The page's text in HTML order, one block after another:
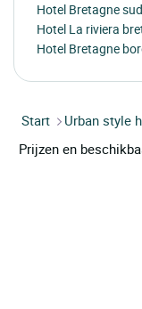
Hotel Bretagne sud
Hotel La riviera
Hotel Bretagne
Start
Urban style
Prijzen en